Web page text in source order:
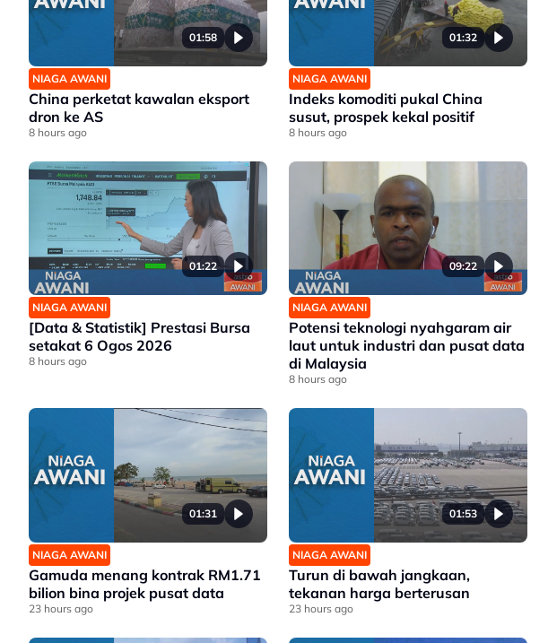
01:58
NIAGA AWANI
China perketat kawalan eksport
dron ke AS
8 hours ago
01:32
NIAGA AWANI
Indeks komoditi pukal China
susut, prospek kekal positif
8 hours ago
01:22
NIAGA AWANI
[Data & Statistik] Prestasi Bursa
setakat 6 Ogos 2026
8 hours ago
09:22
NIAGA AWANI
Potensi teknologi nyahgaram air
laut untuk industri dan pusat data
di Malaysia
8 hours ago
01:31
NIAGA AWANI
Gamuda menang kontrak RM1.71
bilion bina projek pusat data
23 hours ago
01:53
NIAGA AWANI
Turun di bawah jangkaan,
tekanan harga berterusan
23 hours ago